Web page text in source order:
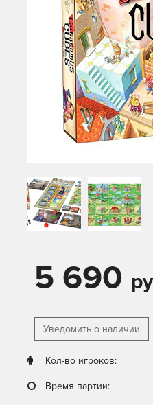
5 690
Уведомить о наличии
Кол-во игроков:
Время партии: